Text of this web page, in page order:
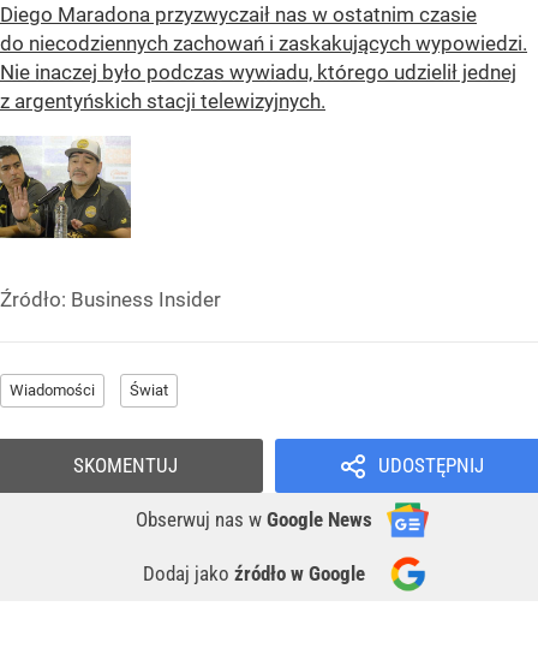
Diego Maradona przyzwyczaił nas w ostatnim czasie
do niecodziennych zachowań i zaskakujących wypowiedzi.
Nie inaczej było podczas wywiadu, którego udzielił jednej
z argentyńskich stacji telewizyjnych.
Źródło: Business Insider
Wiadomości Świat
UDOSTĘPNIJ
Obserwuj nas w Google News
Dodaj jako źródło w Google
SKOMENTUJ